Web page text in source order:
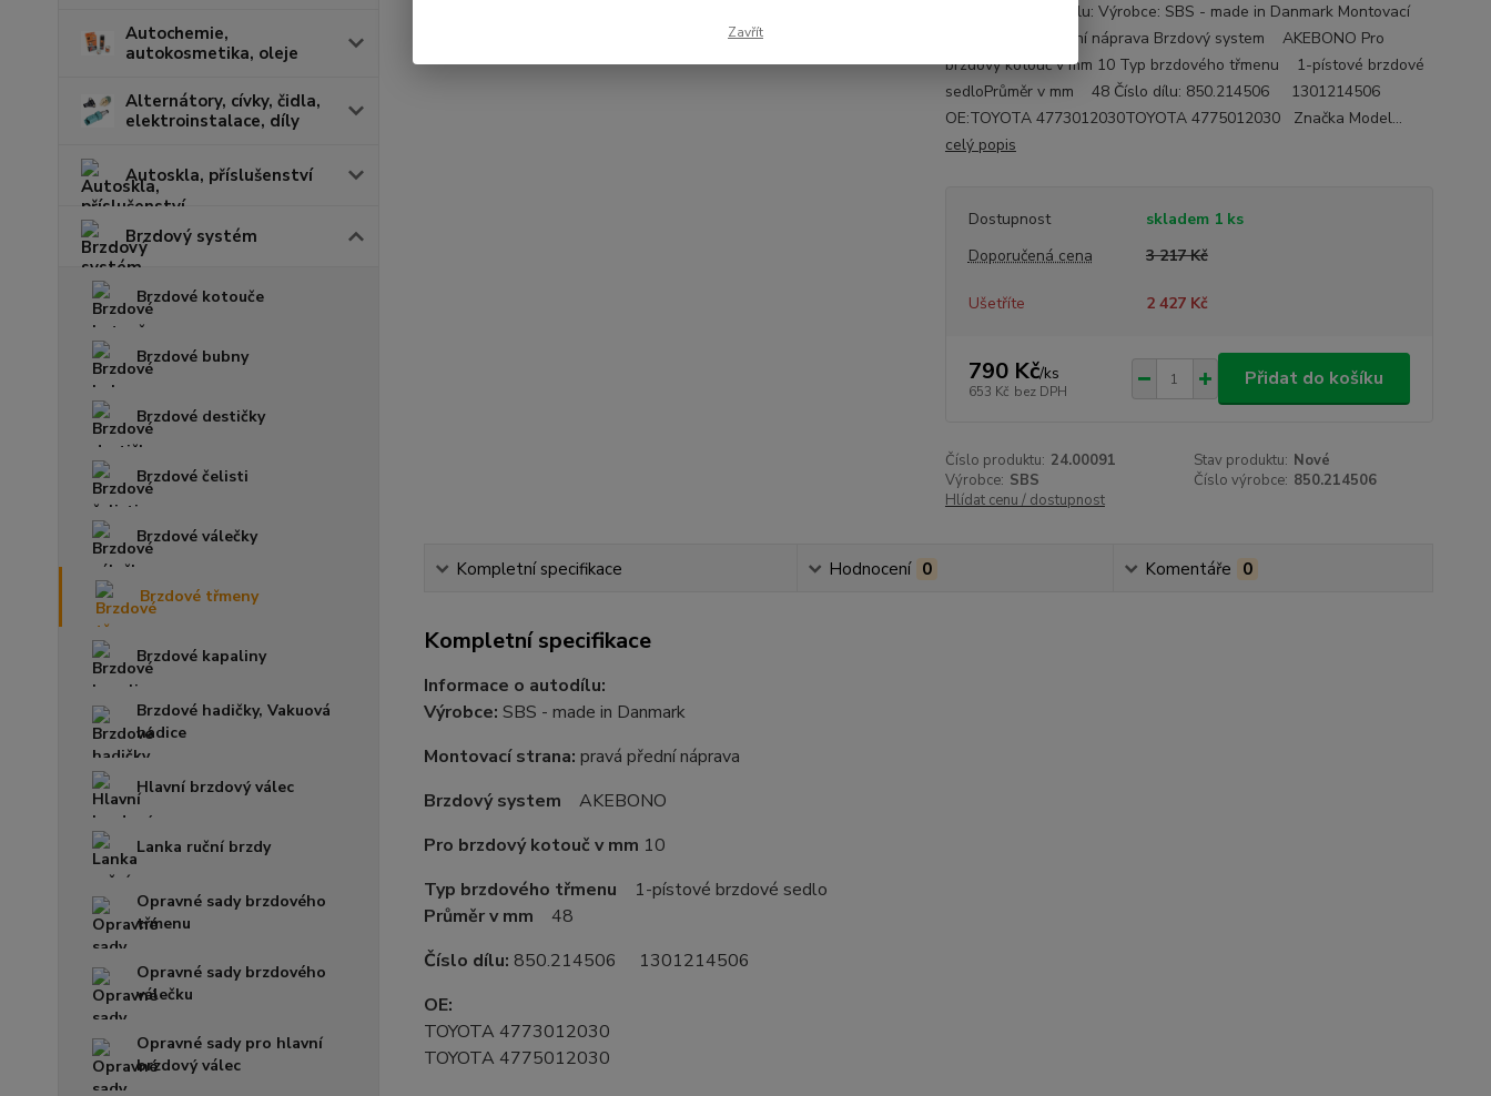
Autochemie,
autokosmetika, oleje
Alternátory, cívky, čidla,
elektroinstalace, díly
Autoskla, příslušenství
Brzdový systém
Brzdové kotouče
Brzdové bubny
Brzdové destičky
Brzdové čelisti
Brzdové válečky
Brzdové třmeny
Brzdové kapaliny
Brzdové hadičky, Vakuová
hadice
Hlavní brzdový válec
Lanka ruční brzdy
Opravné sady brzdového
třmenu
Opravné sady brzdového
válečku
Opravné sady pro hlavní
brzdový válec
Informace o autodílu: Výrobce: SBS - made in Danmark Montovací
strana: pravá přední náprava Brzdový system AKEBONO Pro
brzdový kotouč v mm 10 Typ brzdového třmenu 1-pístové brzdové
sedloPrůměr v mm 48 Číslo dílu: 850.214506 1301214506
OE:TOYOTA 4773012030TOYOTA 4775012030 Značka Model...
celý popis
Dostupnost
skladem 1 ks
Doporučená cena
3 217 Kč
Ušetříte 2 427 Kč
790 Kč/ks
653 Kč bez DPH
Přidat do košíku
Číslo produktu: 24.00091 Stav produktu: Nové
Výrobce: SBS Číslo výrobce: 850.214506
Hlídat cenu / dostupnost
Kompletní specifikace Hodnocení 0 Komentáře 0
Kompletní specifikace
Informace o autodílu:
Výrobce: SBS - made in Danmark
Montovací strana: pravá přední náprava
Brzdový system
AKEBONO
Pro brzdový kotouč v mm 10
Typ brzdového třmenu 1-pístové brzdové sedlo
Průměr v mm 48
Číslo dílu: 850.214506 1301214506
OE:
TOYOTA 4773012030
TOYOTA 4775012030
Zavřít